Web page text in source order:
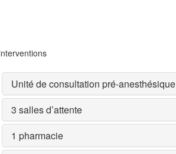
Unité de consultation pré-anesthésique
3 salles d’attente
1 pharmacie